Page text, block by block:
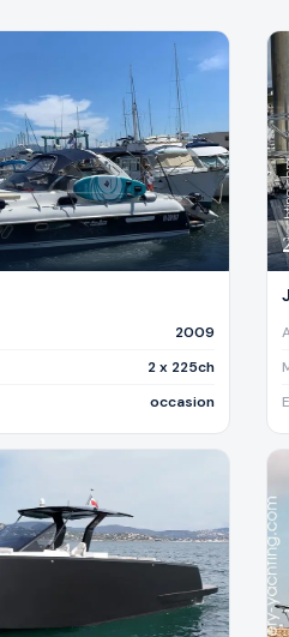
2009
2 x 225ch
occasion